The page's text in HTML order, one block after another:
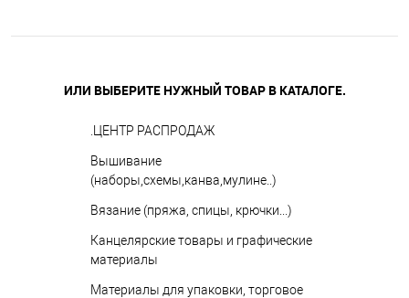
ИЛИ ВЫБЕРИТЕ НУЖНЫЙ ТОВАР В КАТАЛОГЕ.
.ЦЕНТР РАСПРОДАЖ
Вышивание
(наборы,схемы,канва,мулине..)
Вязание (пряжа, спицы, крючки...)
Канцелярские товары и графические
материалы
Материалы для упаковки, торговое